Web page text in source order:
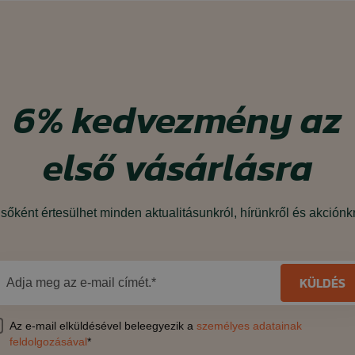
6%kedvezményaz
első vásárlásra
értesülhet minden aktualitásunkról, hírünkről és
Adja meg az e-mail címét.* KÜLDÉS
Az e-mail elküldésével beleegyezik a személyes adatainak
feldolgozásával*